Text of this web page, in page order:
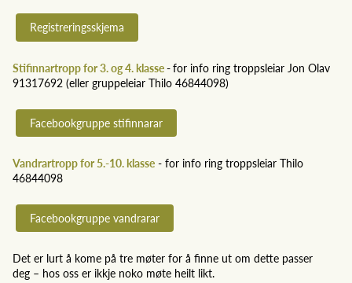
Registreringsskjema
Stifinnartropp for 3. og 4. klasse-for info ring troppsleiar Jon Olav
91317692 (eller gruppeleiar Thilo 46844098)
Facebookgruppe stifinnarar
Vandrartropp for 5.-10. klasse - for info ring troppsleiar Thilo
46844098
Facebookgruppe vandrarar
Det er lurt å kome på tre møter for å finne ut om dette passer
deg – hos oss er ikkje noko møte heilt likt.